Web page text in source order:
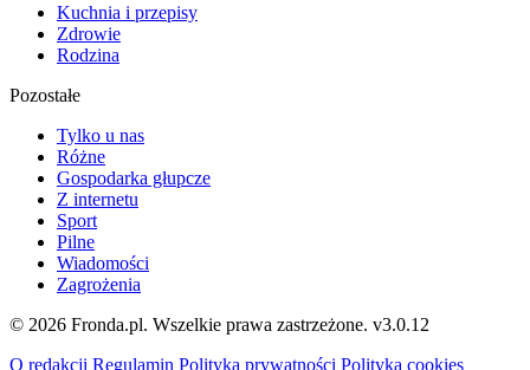
Kuchnia i przepisy
Zdrowie
Rodzina
Pozostałe
Tylko u nas
Różne
Gospodarka głupcze
Z internetu
Sport
Pilne
Wiadomości
Zagrożenia
© 2026 Fronda.pl. Wszelkie prawa zastrzeżone. v3.0.12
O redakcji Regulamin Polityka prywatności Polityka cookies